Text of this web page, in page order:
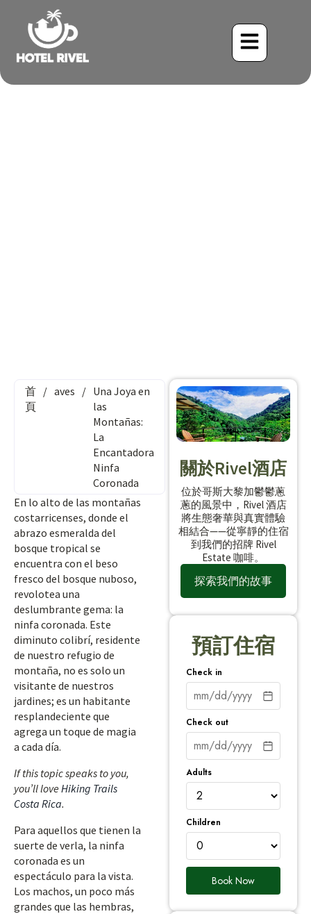
首
頁
/ aves / Una Joya en
las
Montañas:
La
Encantadora
Ninfa
Coronada
En lo alto de las montañas
costarricenses, donde el
abrazo esmeralda del
bosque tropical se
encuentra con el beso
fresco del bosque nuboso,
revolotea una
deslumbrante gema: la
ninfa coronada. Este
diminuto colibrí, residente
de nuestro refugio de
montaña, no es solo un
visitante de nuestros
jardines; es un habitante
resplandeciente que
agrega un toque de magia
a cada día.
If this topic speaks to you,
you’ll love Hiking Trails
Costa Rica.
Para aquellos que tienen la
suerte de verla, la ninfa
coronada es un
espectáculo para la vista.
Los machos, un poco más
grandes que las hembras,
關於Rivel酒店
位於哥斯大黎加鬱鬱蔥
蔥的風景中，Rivel 酒店
將生態奢華與真實體驗
相結合——從寧靜的住宿
到我們的招牌 Rivel
Estate 咖啡。
探索我們的故事
預訂住宿
Check in
Check out
Adults
Children
Book Now